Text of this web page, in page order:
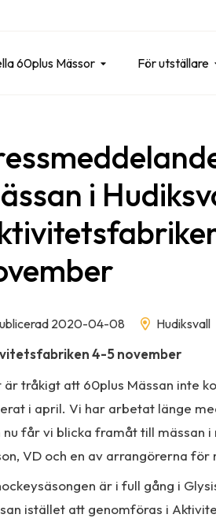
60plus Mässor För utställare
i
2020-04-08 Hudiksvall
4-5 november
är tråkigt att 60plus Mässan inte
i april. Vi har arbetat länge
nu får vi blicka framåt till mässan
VD och en av arrangörerna för
är i full gång i
istället att genomföras i